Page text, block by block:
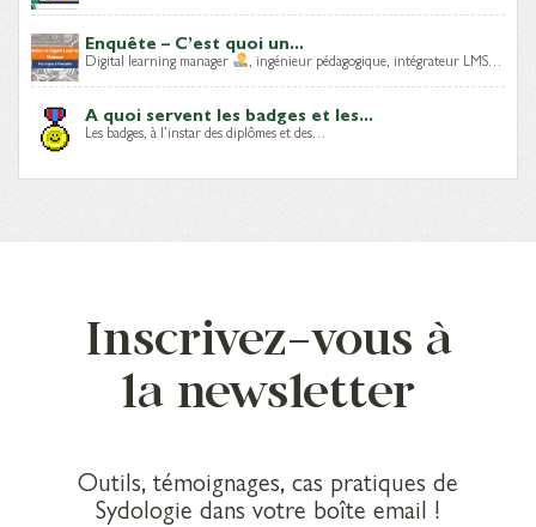
Enquête – C’est quoi un...
Digital learning manager , ingénieur pédagogique, intégrateur LMS…
A quoi servent les badges et les...
Les badges, à l’instar des diplômes et des…
Inscrivez-vous à
la newsletter
Outils, témoignages, cas pratiques de
Sydologie dans votre boîte email !